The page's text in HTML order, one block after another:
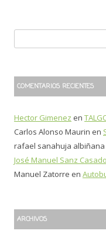
u
c
:
COMENTARIOS RECIENTES
Hector Gimenez en
Carlos Alonso Maurin en
rafael sanahuja albiñana
José Manuel Sanz Casado
Manuel Zatorre en
ARCHIVOS